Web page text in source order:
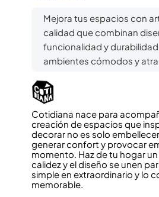
Mejora tus espacios con
calidad que combinan
funcionalidad y
ambientes cómodos y
Cotidiana nace para
creación de espacios que
decorar no es solo
generar confort y provocar
momento. Haz de tu hogar
calidez y el diseño se unen
simple en extraordinario y lo
memorable.